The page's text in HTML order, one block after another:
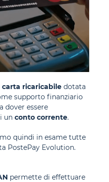
carta ricaricabile dotata
supporto finanziario
dover essere
un conto corrente.
quindi in esame tutte
PostePay Evolution.
permette di effettuare